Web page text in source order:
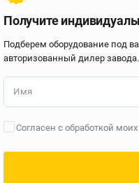
Получите
Подберем оборудование под
авторизованный дилер завода.
Имя
Согласен с обработкой